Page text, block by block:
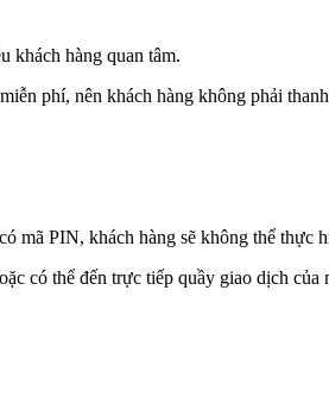
khách hàng quan tâm.
phí, nên khách hàng không phải
PIN, khách hàng sẽ không thể thực
có thể đến trực tiếp quầy giao dịch